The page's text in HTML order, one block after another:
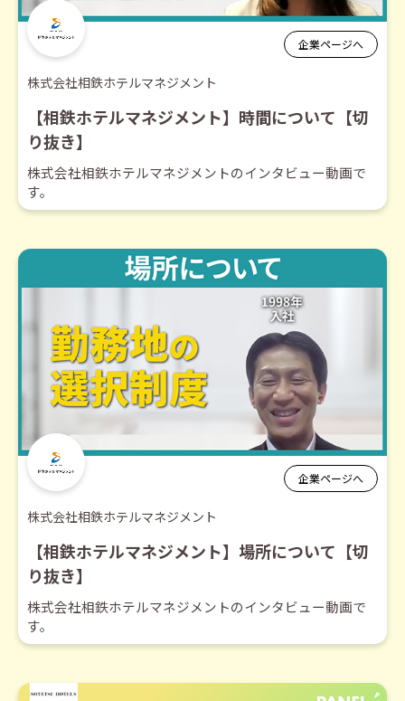
企業ページへ
株式会社相鉄ホテルマネジメント
【相鉄ホテルマネジメント】時間について【切
り抜き】
株式会社相鉄ホテルマネジメントのインタビュー動画で
す。
企業ページへ
株式会社相鉄ホテルマネジメント
【相鉄ホテルマネジメント】場所について【切
り抜き】
株式会社相鉄ホテルマネジメントのインタビュー動画で
す。